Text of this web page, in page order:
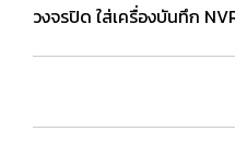
วงจรปิด ใส่เครื่องบันทึก